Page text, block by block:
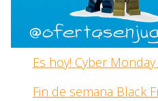
Es hoy! Cyber
Fin de semana Black